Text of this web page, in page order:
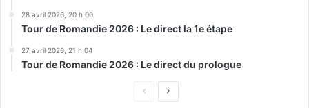
28 avril 2026, 20 h 00
Tour de Romandie 2026 : Le direct la 1e étape
27 avril 2026, 21 h 04
Tour de Romandie 2026 : Le direct du prologue
Page
Page